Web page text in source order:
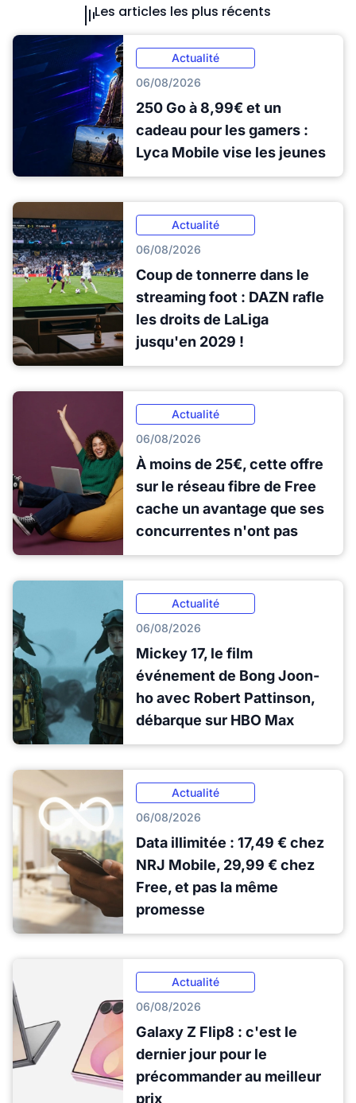
Les articles les plus récents
Actualité
06/08/2026
250 Go à 8,99€ et un
cadeau pour les gamers :
Lyca Mobile vise les jeunes
Actualité
06/08/2026
Coup de tonnerre dans le
streaming foot : DAZN rafle
les droits de LaLiga
jusqu'en 2029 !
Actualité
06/08/2026
À moins de 25€, cette offre
sur le réseau fibre de Free
cache un avantage que ses
concurrentes n'ont pas
Actualité
06/08/2026
Mickey 17, le film
événement de Bong Joon-
ho avec Robert Pattinson,
débarque sur HBO Max
Actualité
06/08/2026
Data illimitée : 17,49 € chez
NRJ Mobile, 29,99 € chez
Free, et pas la même
promesse
Actualité
06/08/2026
Galaxy Z Flip8 : c'est le
dernier jour pour le
précommander au meilleur
prix